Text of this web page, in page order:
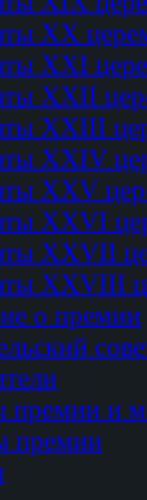
XX
XXI
XXII
XXIII
XXIV
XXV
XXVI
XXVII
XXVIII
о премии
и
премии